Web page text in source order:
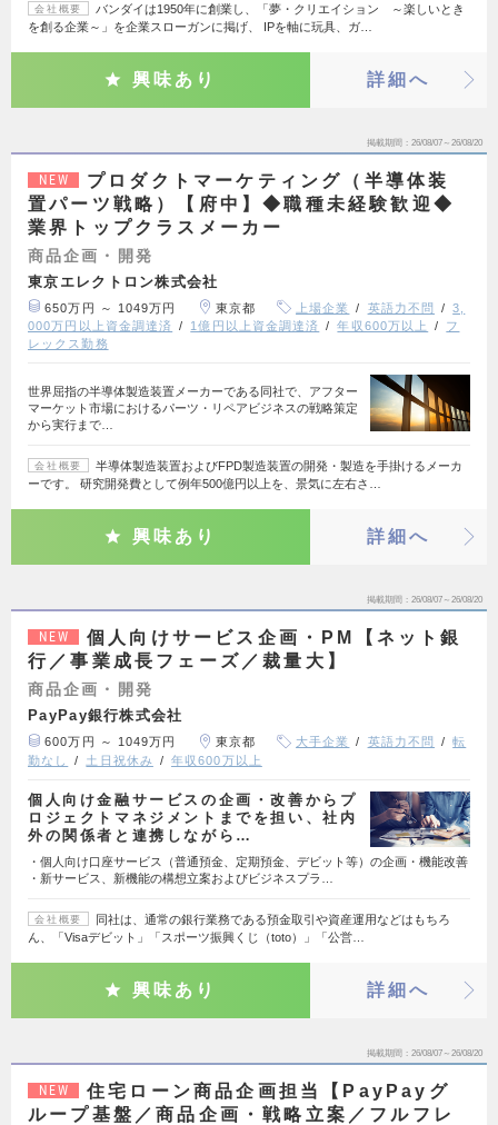
会社概要
バンダイは1950年に創業し、「夢・クリエイション ～楽しいとき
を創る企業～」を企業スローガンに掲げ、 IPを軸に玩具、ガ…
興味あり 詳細へ
掲載期間 26/08/07～26/08/20
NEW
プロダクトマーケティング（半導体装
置パーツ戦略）【府中】◆職種未経験歓迎◆
業界トップクラスメーカー
商品企画・開発
東京エレクトロン株式会社
650万円 ～ 1049万円 東京都 上場企業 英語力不問
3,
000万円以上資金調達済
1億円以上資金調達済 年収600万以上
フ
レックス勤務
世界屈指の半導体製造装置メーカーである同社で、アフター
マーケット市場におけるパーツ・リペアビジネスの戦略策定
から実行まで…
会社概要
半導体製造装置およびFPD製造装置の開発・製造を手掛けるメーカ
ーです。 研究開発費として例年500億円以上を、景気に左右さ…
興味あり 詳細へ
掲載期間 26/08/07～26/08/20
NEW
個人向けサービス企画・PM【ネット銀
行／事業成長フェーズ／裁量大】
商品企画・開発
PayPay銀行株式会社
600万円 ～ 1049万円 東京都 大手企業 英語力不問
転
勤なし
土日祝休み 年収600万以上
個人向け金融サービスの企画・改善からプ
ロジェクトマネジメントまでを担い、社内
外の関係者と連携しながら…
・個人向け口座サービス（普通預金、定期預金、デビット等）の企画・機能改善
・新サービス、新機能の構想立案およびビジネスプラ…
会社概要
同社は、通常の銀行業務である預金取引や資産運用などはもちろ
ん、「Visaデビット」「スポーツ振興くじ（toto）」「公営…
興味あり 詳細へ
掲載期間 26/08/07～26/08/20
NEW
住宅ローン商品企画担当【PayPayグ
ループ基盤／商品企画・戦略立案／フルフレ